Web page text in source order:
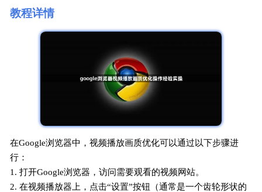
教程详情
在Google浏览器中，视频播放画质优化可以通过以下步骤进
行：
1. 打开Google浏览器，访问需要观看的视频网站。
2. 在视频播放器上，点击“设置”按钮（通常是一个齿轮形状的